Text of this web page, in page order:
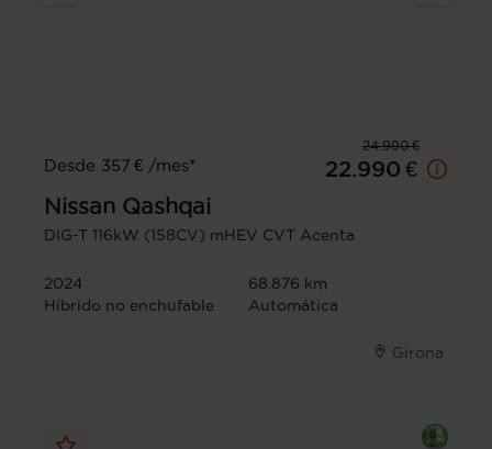
24.990 €
Desde 357 € /mes*
22.990 €
Nissan Qashqai
DIG-T 116kW (158CV) mHEV CVT Acenta
2024
68.876 km
Híbrido no enchufable
Automática
Girona